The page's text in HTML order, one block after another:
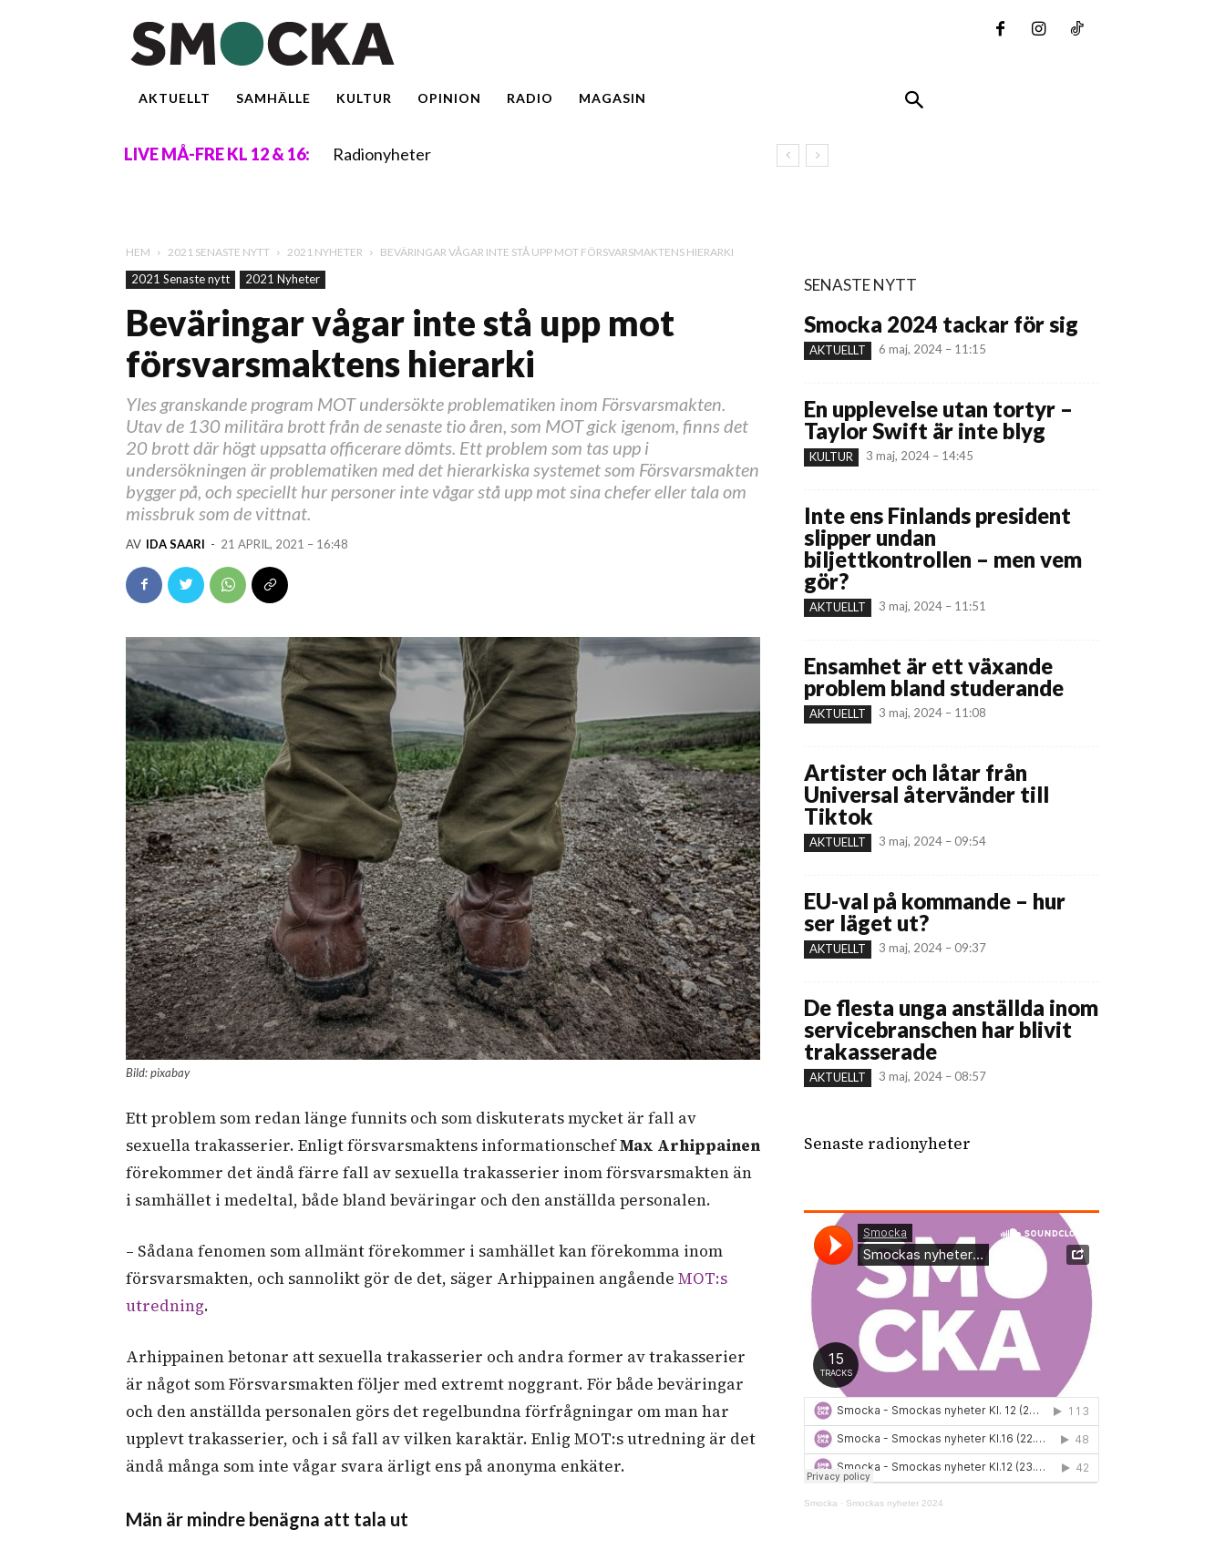
AKTUELLT SAMHÄLLE KULTUR OPINION RADIO MAGASIN
LIVE MÅ-FRE KL 12 & 16: Radionyheter
HEM 2021 SENASTE NYTT 2021 NYHETER BEVÄRINGAR VÅGAR INTE STÅ UPP MOT FÖRSVARSMAKTENS HIERARKI
2021 Senaste nytt 2021 Nyheter
Beväringar vågar inte stå upp mot
försvarsmaktens hierarki
Yles granskande program MOT undersökte problematiken inom Försvarsmakten.
Utav de 130 militära brott från de senaste tio åren, som MOT gick igenom, finns det
20 brott där högt uppsatta officerare dömts. Ett problem som tas upp i
undersökningen är problematiken med det hierarkiska systemet som Försvarsmakten
bygger på, och speciellt hur personer inte vågar stå upp mot sina chefer eller tala om
missbruk som de vittnat.
AV IDA SAARI - 21 APRIL, 2021 – 16:48
Bild: pixabay
Ett problem som redan länge funnits och som diskuterats mycket är fall av
sexuella trakasserier. Enligt försvarsmaktens informationschefMax Arhippainen
förekommer det ändå färre fall av sexuella trakasserier inom försvarsmakten än
i samhället i medeltal, både bland beväringar och den anställda personalen.
– Sådana fenomen som allmänt förekommer i samhället kan förekomma inom
försvarsmakten, och sannolikt gör de det, säger Arhippainen angående MOT:s
utredning.
Arhippainen betonar att sexuella trakasserier och andra former av trakasserier
är något som Försvarsmakten följer med extremt noggrant. För både beväringar
och den anställda personalen görs det regelbundna förfrågningar om man har
upplevt trakasserier, och i så fall av vilken karaktär. Enlig MOT:s utredning är det
ändå många som inte vågar svara ärligt ens på anonyma enkäter.
Män är mindre benägna att tala ut
SENASTE NYTT
Smocka 2024 tackar för sig
AKTUELLT 6 maj, 2024 – 11:15
En upplevelse utan tortyr –
Taylor Swift är inte blyg
KULTUR 3 maj, 2024 – 14:45
Inte ens Finlands president
slipper undan
biljettkontrollen – men vem
gör?
AKTUELLT 3 maj, 2024 – 11:51
Ensamhet är ett växande
problem bland studerande
AKTUELLT 3 maj, 2024 – 11:08
Artister och låtar från
Universal återvänder till
Tiktok
AKTUELLT 3 maj, 2024 – 09:54
EU-val på kommande – hur
ser läget ut?
AKTUELLT 3 maj, 2024 – 09:37
De flesta unga anställda inom
servicebranschen har blivit
trakasserade
AKTUELLT 3 maj, 2024 – 08:57
Senaste radionyheter
Smocka · Smockas nyheter 2024